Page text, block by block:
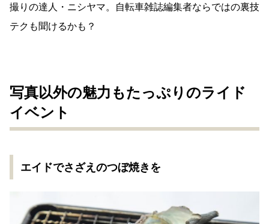
撮りの達人・ニシヤマ。自転車雑誌編集者ならではの裏技
テクも聞けるかも？
写真以外の魅力もたっぷりのライド
イベント
エイドでさざえのつぼ焼きを